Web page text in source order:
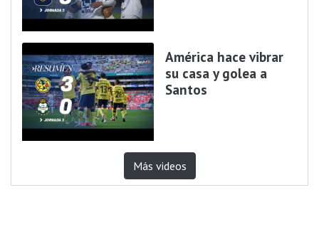
América hace vibrar
su casa y golea a
Santos
Más videos